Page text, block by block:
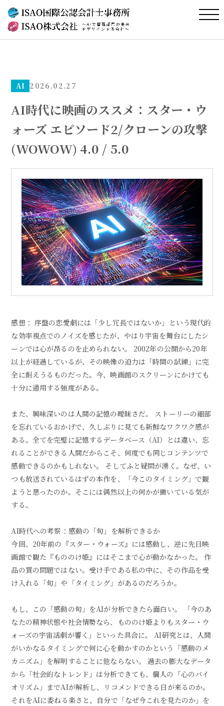
AI 2026.02.27
AI時代に映画のススメ：スター・ウ
ォーズ エピソード2/クローンの攻撃
(WOWOW) 4.0 / 5.0
感想： 序盤の恋愛劇には「少し冗長ではないか」という現代的
な効率視点でのノイズを感じたが、やはり宇宙を舞台にしたシ
ーンでは心が昂るのを止められない。 2002年の公開から20年
以上が経過しているが、その映像の迫力は「時間の試練」に完
全に耐えうるものだった。今、映画館のスクリーンにかけても
十分に通用する強度がある。
また、興味深いのは人間の記憶の曖昧さだ。 ストーリーの細部
を忘れているおかげで、久しぶりに見ても新鮮なワクワク感が
ある。全てを完璧に記憶するデータベース（AI）とは違い、忘
れることができる人間だからこそ、何度でも同じコンテンツで
感動できるのかもしれない。 そしてふと疑問が湧く。なぜ、い
つも放送されているはずの本作を、「今このタイミング」で観
ようと思ったのか。そこには偶然以上の何かが働いている気が
する。
AI時代への考察：感動の「旬」を解析できるか
今回、20年前の『スター・ウォーズ』には感動し、逆に先日映
画館で観た『もののけ姫』にはそこまで心が動かなかった。 作
品の質の問題ではない。受け手である私の中に、その作品を受
け入れる「旬」や「タイミング」があるのだろうか。
もし、この「感動の旬」をAIが分析できたら面白い。 「今のあ
なたの精神状態や社会情勢なら、もののけ姫よりもスター・ウ
ォーズの宇宙活劇が響く」といった具合に。 AI研究とは、人間
がいかなるタイミングで何に心を動かすのかという「感動のメ
カニズム」を解明することに他ならない。 過去の膨大なデータ
から「社会的なトレンド」は分析できても、個人の「心のバイ
オリズム」までAIが解析し、リコメンドできる日が来るのか。
それをAIに委ねる楽さと、自分で「なぜ今これを見たのか」を